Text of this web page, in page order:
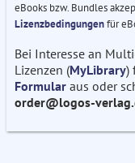
eBooks bzw. Bundles
Lizenzbedingungenfür
Bei Interesse an
Lizenzen (MyLibrary)
Formular aus oder
order@logos-